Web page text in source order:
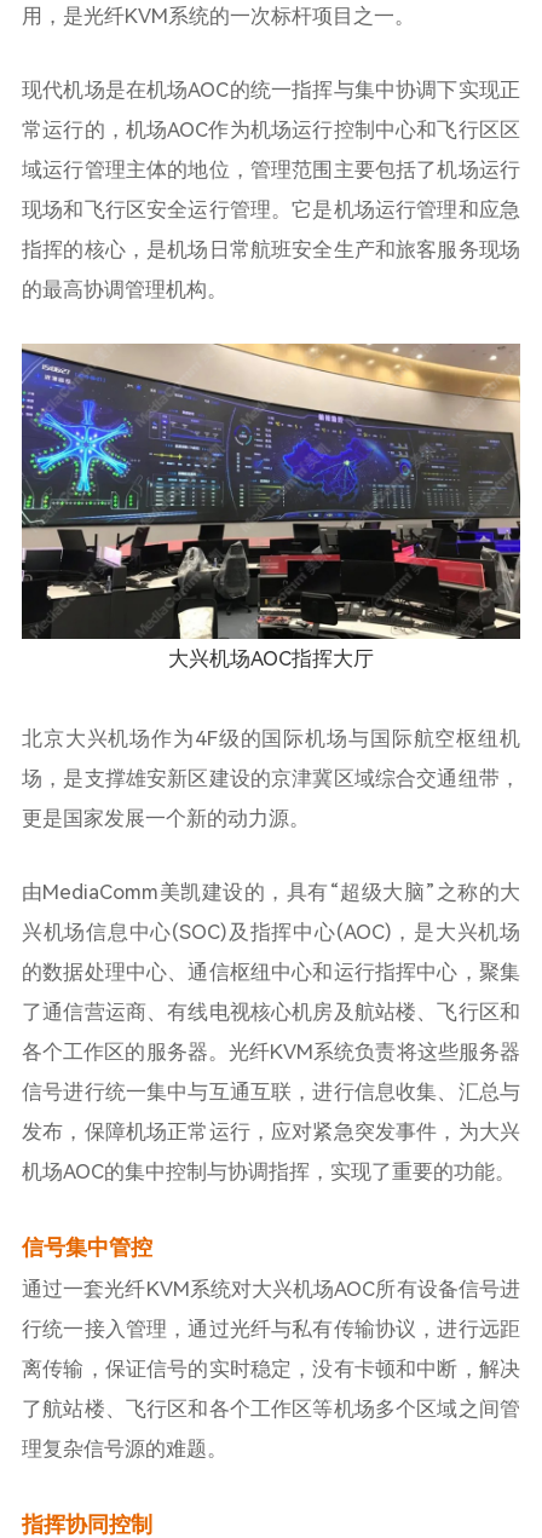
用，是光纤KVM系统的一次标杆项目之一。
现代机场是在机场AOC的统一指挥与集中协调下实现正
常运行的，机场AOC作为机场运行控制中心和飞行区区
域运行管理主体的地位，管理范围主要包括了机场运行
现场和飞行区安全运行管理。它是机场运行管理和应急
指挥的核心，是机场日常航班安全生产和旅客服务现场
的最高协调管理机构。
大兴机场AOC指挥大厅
北京大兴机场作为4F级的国际机场与国际航空枢纽机
场，是支撑雄安新区建设的京津冀区域综合交通纽带，
更是国家发展一个新的动力源。
由MediaComm美凯建设的，具有“超级大脑”之称的大
兴机场信息中心(SOC)及指挥中心(AOC)，是大兴机场
的数据处理中心、通信枢纽中心和运行指挥中心，聚集
了通信营运商、有线电视核心机房及航站楼、飞行区和
各个工作区的服务器。光纤KVM系统负责将这些服务器
信号进行统一集中与互通互联，进行信息收集、汇总与
发布，保障机场正常运行，应对紧急突发事件，为大兴
机场AOC的集中控制与协调指挥，实现了重要的功能。
信号集中管控
通过一套光纤KVM系统对大兴机场AOC所有设备信号进
行统一接入管理，通过光纤与私有传输协议，进行远距
离传输，保证信号的实时稳定，没有卡顿和中断，解决
了航站楼、飞行区和各个工作区等机场多个区域之间管
理复杂信号源的难题。
指挥协同控制